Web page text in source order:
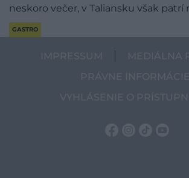
neskoro večer, v Taliansku však patrí
GASTRO